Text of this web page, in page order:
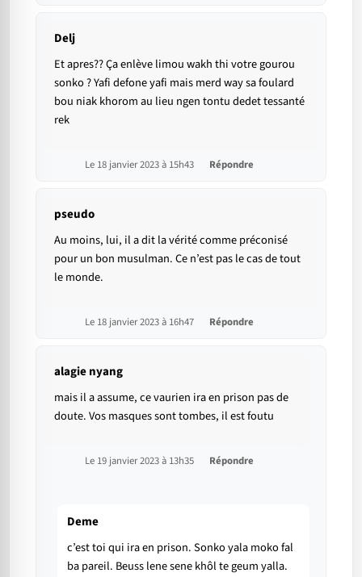
Delj
Et apres?? Ça enlève limou wakh thi votre gourou
sonko ? Yafi defone yafi mais merd way sa foulard
bou niak khorom au lieu ngen tontu dedet tessanté
rek
Le 18 janvier 2023 à 15h43 Répondre
pseudo
Au moins, lui, il a dit la vérité comme préconisé
pour un bon musulman. Ce n’est pas le cas de tout
le monde.
Le 18 janvier 2023 à 16h47 Répondre
alagie nyang
mais il a assume, ce vaurien ira en prison pas de
doute. Vos masques sont tombes, il est foutu
Le 19 janvier 2023 à 13h35 Répondre
Deme
c’est toi qui ira en prison. Sonko yala moko fal
ba pareil. Beuss lene sene khôl te geum yalla.